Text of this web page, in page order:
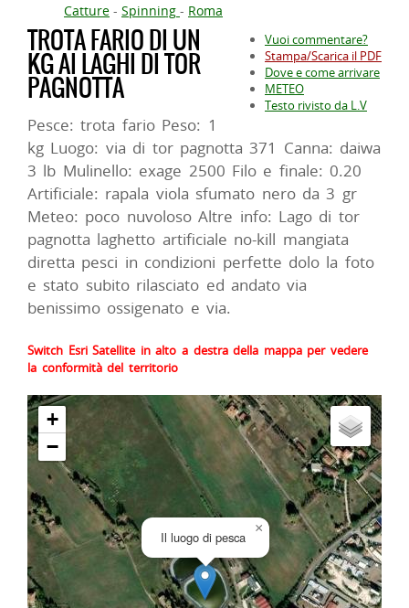
Catture - Spinning - Roma
Vuoi commentare?
Stampa/Scarica il PDF
Dove e come arrivare
METEO
Testo rivisto da L.V
TROTA FARIO DI UN
KG AI LAGHI DI TOR
PAGNOTTA
Pesce: trota fario Peso: 1
kg Luogo: via di tor pagnotta 371 Canna: daiwa
3 lb Mulinello: exage 2500 Filo e finale: 0.20
Artificiale: rapala viola sfumato nero da 3 gr
Meteo: poco nuvoloso Altre info: Lago di tor
pagnotta laghetto artificiale no-kill mangiata
diretta pesci in condizioni perfette dolo la foto
e stato subito rilasciato ed andato via
benissimo ossigenato e via.
Switch Esri Satellite in alto a destra della mappa per vedere
la conformità del territorio
Il luogo di pesca
×
+
−